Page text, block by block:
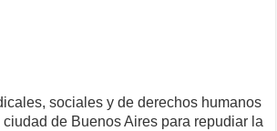
sociales y de derechos humanos
de Buenos Aires para repudiar la